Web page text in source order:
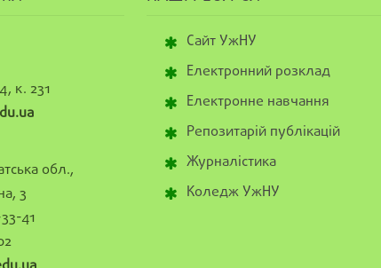
к. 231
обл.,
3
41
Сайт УжНУ
Електронний розклад
Електронне навчання
Репозитарій публікацій
Журналістика
Коледж УжНУ